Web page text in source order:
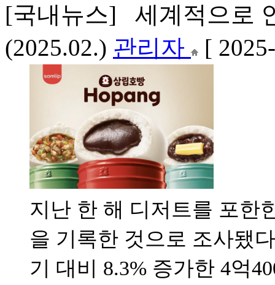
[국내뉴스] 세계적으로
(2025.02.) 관리자 [
지난 한 해 디저트를 포한
을 기록한 것으로 조사됐
기 대비 8.3% 증가한 4억